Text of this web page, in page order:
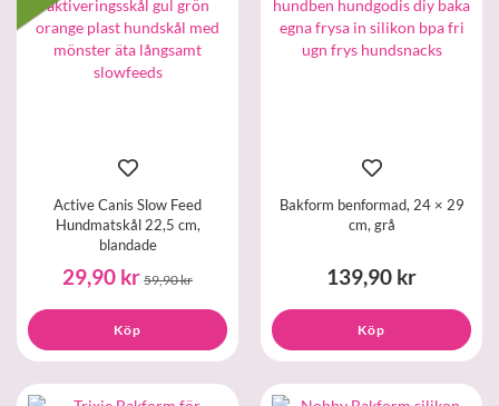
Active Canis Slow Feed
Hundmatskål 22,5 cm,
blandade
29,90 kr 59,90 kr
Köp
Bakform benformad, 24 × 29
cm, grå
139,90 kr
Köp